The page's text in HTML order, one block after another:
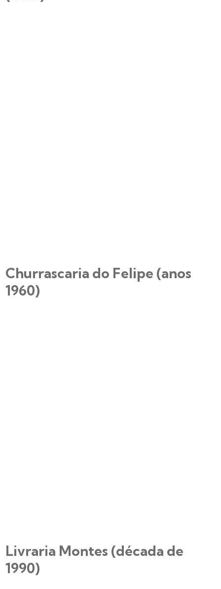
Churrascaria do Felipe (anos
1960)
Livraria Montes (década de
1990)